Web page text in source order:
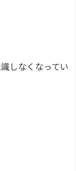
しなくなってい